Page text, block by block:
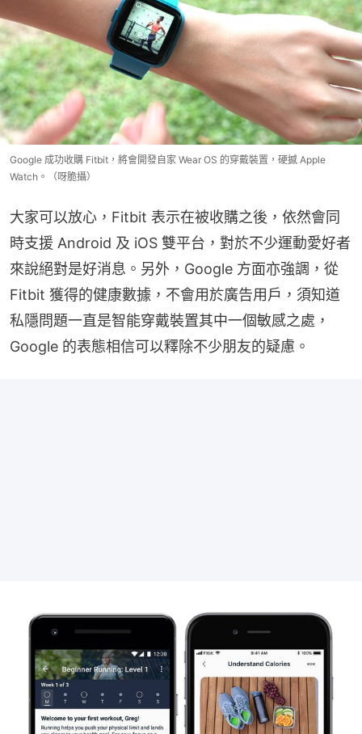
Google 成功收購 Fitbit，將會開發自家 Wear OS 的穿戴裝置，硬撼 Apple
Watch。（呀脆攝）
大家可以放心，Fitbit 表示在被收購之後，依然會同
時支援 Android 及 iOS 雙平台，對於不少運動愛好者
來說絕對是好消息。另外，Google 方面亦強調，從
Fitbit 獲得的健康數據，不會用於廣告用戶，須知道
私隱問題一直是智能穿戴裝置其中一個敏感之處，
Google 的表態相信可以釋除不少朋友的疑慮。